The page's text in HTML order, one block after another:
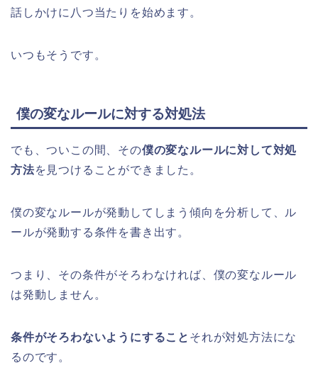
話しかけに八つ当たりを始めます。
いつもそうです。
僕の変なルールに対する対処法
でも、ついこの間、その僕の変なルールに対して対処
方法を見つけることができました。
僕の変なルールが発動してしまう傾向を分析して、ル
ールが発動する条件を書き出す。
つまり、その条件がそろわなければ、僕の変なルール
は発動しません。
条件がそろわないようにすること それが対処方法にな
るのです。